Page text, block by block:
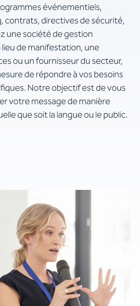
événementiels,
contrats, directives de sécurité,
une société de gestion
de manifestation, une
ou un fournisseur du secteur,
de répondre à vos besoins
Notre objectif est de vous
votre message de manière
que soit la langue ou le public.